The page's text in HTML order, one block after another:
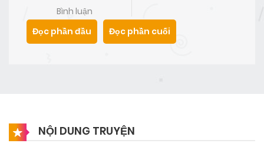
Bình luận
Đọc phần đầu
Đọc phần cuối
NỘI DUNG TRUYỆN